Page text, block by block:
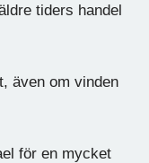
tiders handel
även om vinden
för en mycket